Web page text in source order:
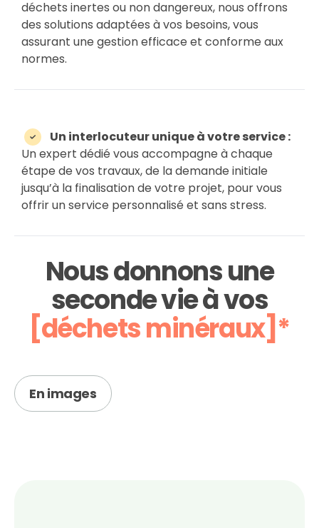
déchets inertes ou non dangereux, nous offrons
des solutions adaptées à vos besoins, vous
assurant une gestion efficace et conforme aux
normes.
Un interlocuteur unique à votre service :
Un expert dédié vous accompagne à chaque
étape de vos travaux, de la demande initiale
jusqu’à la finalisation de votre projet, pour vous
offrir un service personnalisé et sans stress.
Nous donnons une
seconde vie à vos
[déchets minéraux]*
En images